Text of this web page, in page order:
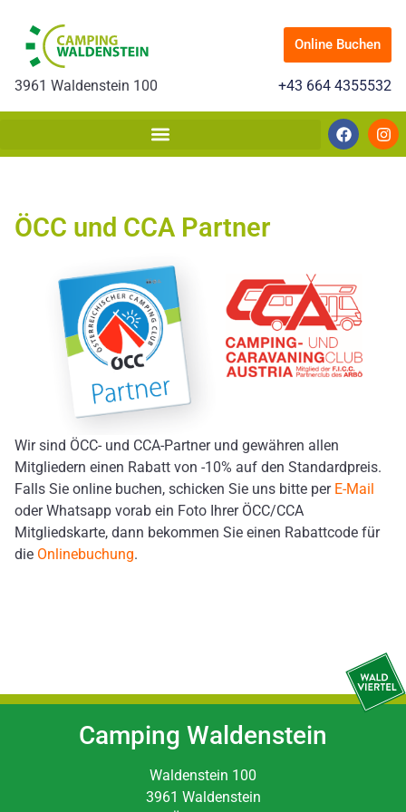
3961 Waldenstein 100 +43 664 4355532
Online Buchen
ÖCC und CCA Partner
Wir sind ÖCC- und CCA-Partner und gewähren allen
Mitgliedern einen Rabatt von -10% auf den Standardpreis.
Falls Sie online buchen, schicken Sie uns bitte per E-Mail
oder Whatsapp vorab ein Foto Ihrer ÖCC/CCA
Mitgliedskarte, dann bekommen Sie einen Rabattcode für
die Onlinebuchung.
Camping Waldenstein
Waldenstein 100
3961 Waldenstein